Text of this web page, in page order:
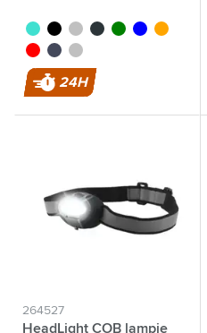
turquoise
noir titanegun métal
vert bleu orange
rougebleu nordique
argenté
24H
264527
HeadLight COB lampje